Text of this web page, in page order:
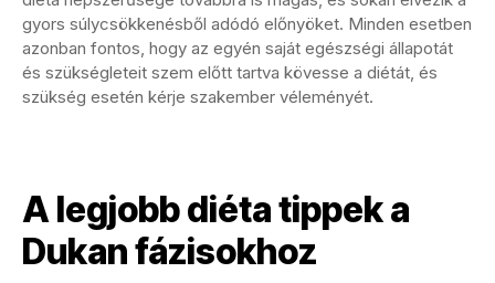
gyors súlycsökkenésből adódó előnyöket. Minden esetben
azonban fontos, hogy az egyén saját egészségi állapotát
és szükségleteit szem előtt tartva kövesse a diétát, és
szükség esetén kérje szakember véleményét.
A legjobb diéta tippek a
Dukan fázisokhoz